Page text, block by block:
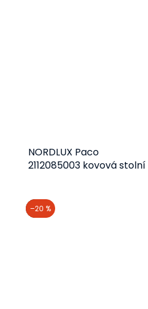
NORDLUX Paco
2112085003 kovová stolní
akce
–20 %